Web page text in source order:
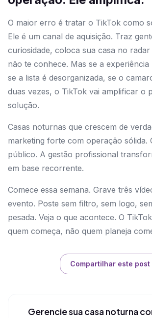
O maior erro é tratar o TikTok como
Ele é um canal de aquisição. Traz
curiosidade, coloca sua casa no radar
não te conhece. Mas se a
se a lista é desorganizada, se o
duas vezes, o TikTok vai amplificar o
solução.
Casas noturnas que crescem de
marketing forte com operação sólida.
público. A gestão profissional
em base recorrente.
Comece essa semana. Grave três
evento. Poste sem filtro, sem logo,
pesada. Veja o que acontece. O
quem começa, não quem planeja
Compartilhar este post
Gerencie sua casa noturna